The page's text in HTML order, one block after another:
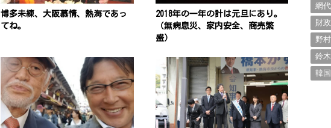
博多未練、大阪慕情、熱海であっ
てね。
2018年の一年の計は元旦にあり。
（無病息災、家内安全、商売繁
盛）
網代
財
野
鈴
韓